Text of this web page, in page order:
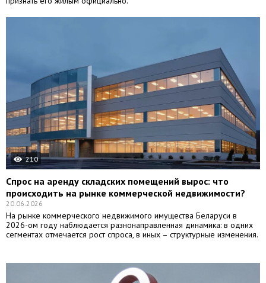
210
Спрос на аренду складских помещений вырос: что
происходить на рынке коммерческой недвижимости?
20.06.2026
На рынке коммерческого недвижимого имущества Беларуси в
2026-ом году наблюдается разнонаправленная динамика: в одних
сегментах отмечается рост спроса, в иных – структурные изменения.